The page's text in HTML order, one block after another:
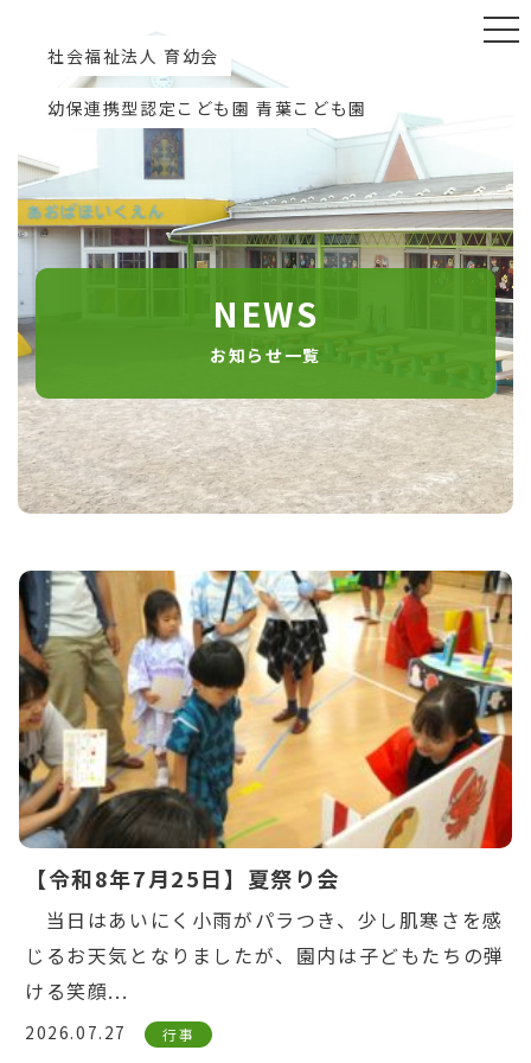
社会福祉法人 育幼会
幼保連携型認定こども園 青葉こども園
NEWS
お知らせ一覧
Warning: Undefined variable $post_id in
/home/ikuyoukai/ikuyoukai.jp/public_html/
content/themes/aoba/lib/include/news-
box.phpon line7
【令和8年7月25日】夏祭り会
当日はあいにく小雨がパラつき、少し肌寒さを感
じるお天気となりましたが、園内は子どもたちの弾
ける笑顔...
2026.07.27 行事